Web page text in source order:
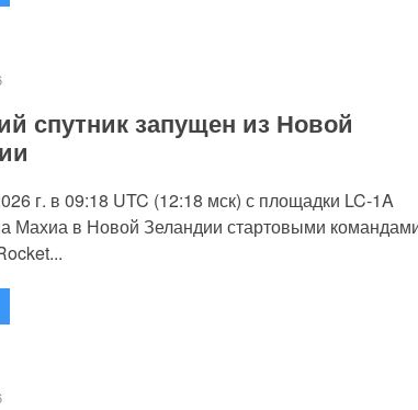
спутник запущен из Новой
г. в 09:18 UTC (12:18 мск) с площадки LC-1A
Махиа в Новой Зеландии стартовыми